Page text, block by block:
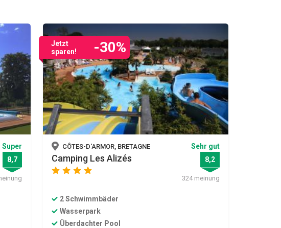
Super
8,7
Jetzt
sparen!
-30%
CÔTES-D'ARMOR, BRETAGNE
Camping Les Alizés
starstarstarstar
Sehr gut
8,2
324 meinung
2 Schwimmbäder
Wasserpark
Überdachter Pool